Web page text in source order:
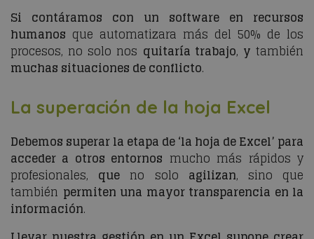
Si contáramos con un software en recursos
humanos que automatizara más del 50% de los
procesos, no solo nos quitaría trabajo, y también
muchas situaciones de conflicto.
La superación de la hoja Excel
Debemos superar la etapa de ‘la hoja de Excel’ para
acceder a otros entornos mucho más rápidos y
profesionales, que no solo agilizan, sino que
también permiten una mayor transparencia en la
información.